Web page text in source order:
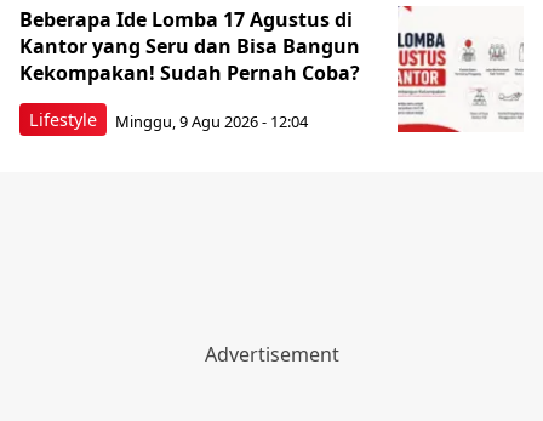
Lifestyle
Beberapa Ide Lomba 17 Agustus di
Kantor yang Seru dan Bisa Bangun
Kekompakan! Sudah Pernah Coba?
Minggu, 9 Agu 2026 - 12:04